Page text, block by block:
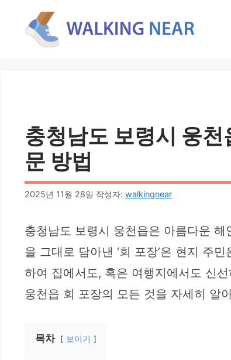
충청남도 보령시 웅
문 방법
2025년 11월 28일 작성자: walkingnear
충청남도 보령시 웅천읍은 아름다운
을 그대로 담아낸 ‘회 포장’은 현지 주
하여 집에서도, 혹은 여행지에서도 신
웅천읍 회 포장의 모든 것을 자세히 알
목차 보이기